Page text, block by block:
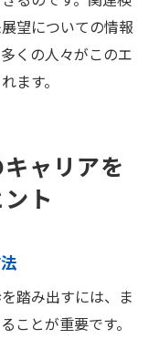
望についての情報
くの人々がこのエ
ます。
ャリアを
ト
踏み出すには、ま
ことが重要です。